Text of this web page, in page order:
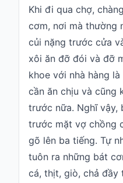
Khi đi qua chợ,
cơm, nơi mà thường
củi nặng trước cửa
xôi ăn đỡ đói và đỡ
khoe với nhà hàng
cần ăn chịu và cũng
trước nữa. Nghĩ vậy,
trước mặt vợ chồng
gõ lên ba tiếng. Tự
tuôn ra những bát
cá, thịt, giò, chả đầy